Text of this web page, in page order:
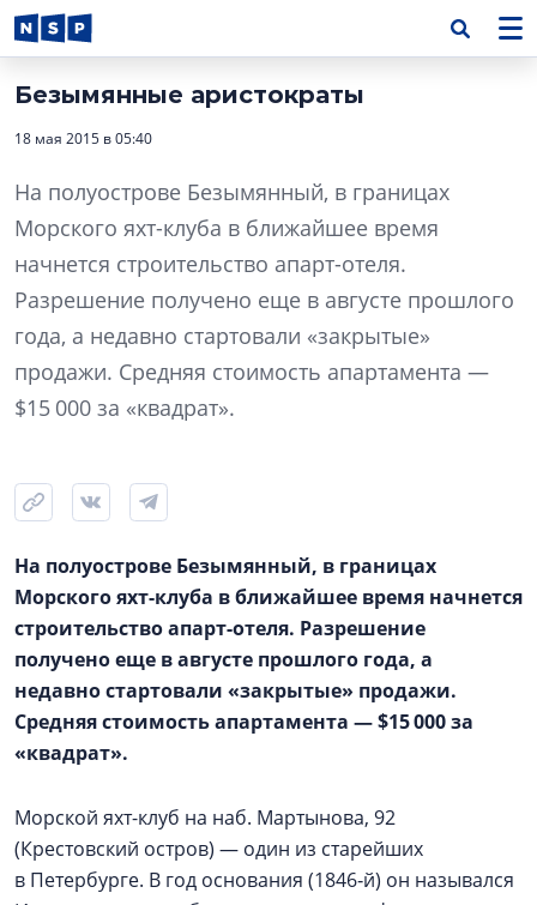
Безымянные аристократы
18 мая 2015 в 05:40
На полуострове Безымянный, в границах
Морского яхт-клуба в ближайшее время
начнется строительство апарт-отеля.
Разрешение получено еще в августе прошлого
года, а недавно стартовали «закрытые»
продажи. Средняя стоимость апартамента —
$15 000 за «квадрат».
На полуострове Безымянный, в границах
Морского яхт-клуба в ближайшее время начнется
строительство апарт-отеля. Разрешение
получено еще в августе прошлого года, а
недавно стартовали «закрытые» продажи.
Средняя стоимость апартамента — $15 000 за
«квадрат».
Морской яхт-клуб на наб. Мартынова, 92
(Крестовский остров) — один из старейших
в Петербурге. В год основания (1846‑й) он назывался